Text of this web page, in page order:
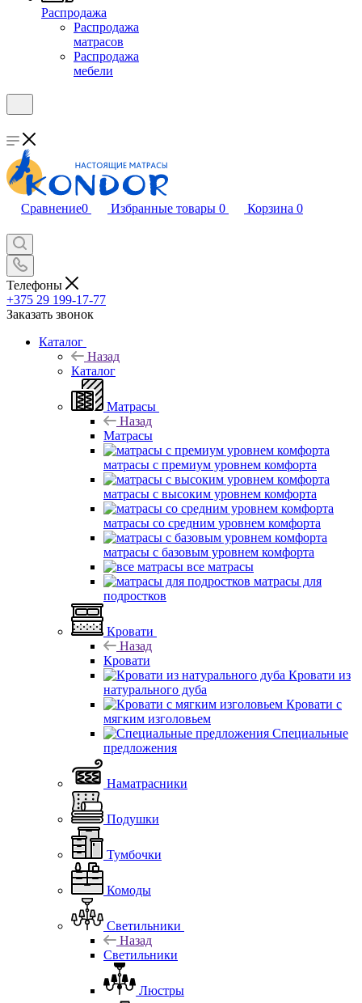
Распродажа
Распродажа
матрасов
Распродажа
мебели
Сравнение0 Избранные товары 0 Корзина 0
Телефоны
+375 29 199-17-77
Заказать звонок
Каталог
Назад
Каталог
Матрасы
Назад
Матрасы
матрасы с премиум уровнем комфорта
матрасы с высоким уровнем комфорта
матрасы со средним уровнем комфорта
матрасы с базовым уровнем комфорта
все матрасы
матрасы для
подростков
Кровати
Назад
Кровати
Кровати из
натурального дуба
Кровати с
мягким изголовьем
Специальные
предложения
Наматрасники
Подушки
Тумбочки
Комоды
Светильники
Назад
Светильники
Люстры